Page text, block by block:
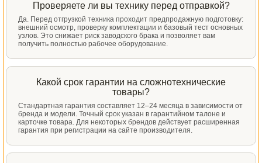
Проверяете ли вы технику перед отправкой?
Да. Перед отгрузкой техника проходит предпродажную подготовку:
внешний осмотр, проверку комплектации и базовый тест основных
узлов. Это снижает риск заводского брака и позволяет вам
получить полностью рабочее оборудование.
Какой срок гарантии на сложнотехнические
товары?
Стандартная гарантия составляет 12–24 месяца в зависимости от
бренда и модели. Точный срок указан в гарантийном талоне и
карточке товара. Для некоторых брендов действует расширенная
гарантия при регистрации на сайте производителя.